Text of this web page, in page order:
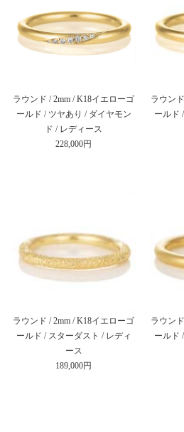
ラウンド / 2mm / K18イエローゴ
ールド / ツヤあり / ダイヤモン
ド / レディース
228,000円
ラウン
ールド
ラウンド / 2mm / K18イエローゴ
ールド / スターダスト / レディ
ース
189,000円
ラウン
ールド